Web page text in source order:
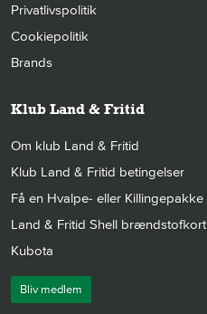
Privatlivspolitik
Cookiepolitik
Brands
Klub Land & Fritid
Om klub Land & Fritid
Klub Land & Fritid betingelser
Få en Hvalpe- eller Killingepakke
Land & Fritid Shell brændstofkort
Kubota
Bliv medlem